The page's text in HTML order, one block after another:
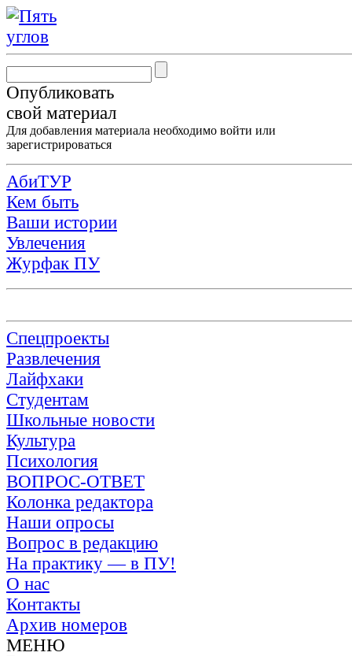
Опубликовать
свой материал
Для добавления материала необходимо войти или
зарегистрироваться
АбиТУР
Кем быть
Ваши истории
Увлечения
Журфак ПУ
Спецпроекты
Развлечения
Лайфхаки
Студентам
Школьные новости
Культура
Психология
ВОПРОС-ОТВЕТ
Колонка редактора
Наши опросы
Вопрос в редакцию
На практику — в ПУ!
О нас
Контакты
Архив номеров
МЕНЮ